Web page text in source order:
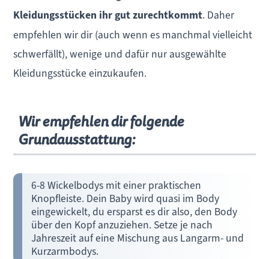
Kleidungsstücken ihr gut zurechtkommt. Daher
empfehlen wir dir (auch wenn es manchmal vielleicht
schwerfällt), wenige und dafür nur ausgewählte
Kleidungsstücke einzukaufen.
Wir empfehlen dir folgende
Grundausstattung:
6-8 Wickelbodys mit einer praktischen
Knopfleiste. Dein Baby wird quasi im Body
eingewickelt, du ersparst es dir also, den Body
über den Kopf anzuziehen. Setze je nach
Jahreszeit auf eine Mischung aus Langarm- und
Kurzarmbodys.